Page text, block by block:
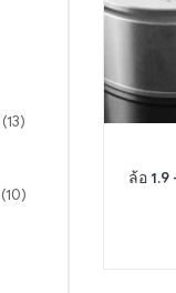
ล้อ 1.9
(13)
(10)